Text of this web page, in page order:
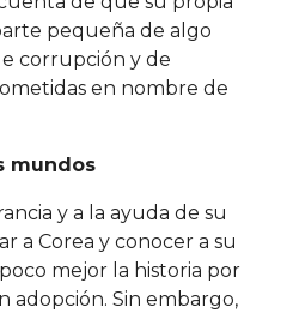
pequeña de algo
corrupción y de
en nombre de
mundos
y a la ayuda de su
a Corea y conocer a su
mejor la historia por
adopción. Sin embargo,